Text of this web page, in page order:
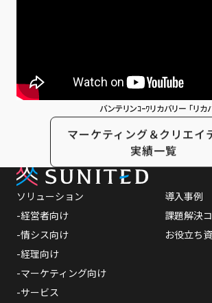
バンテリンｺｰﾜリカバリー 「リカ
マーケティング＆クリエイ
実績一覧
ソリューション
-経営者向け
-情シス向け
-経理向け
-マーケティング向け
-サービス
導入事例
課題解決
お役立ち